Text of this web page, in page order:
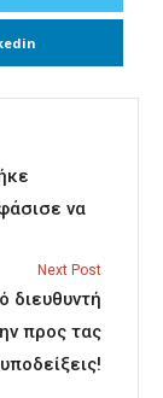
να
Next Post
διευθυντή
προς τας
υποδείξεις!